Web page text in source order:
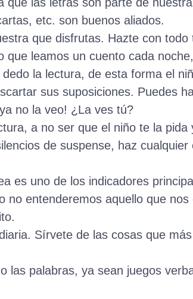
etc. son buenos aliados.
que disfrutas. Hazte con todo
que leamos un cuento cada noche,
la lectura, de esta forma el
sus suposiciones. Puedes
no la veo! ¿La ves tú?
a no ser que el niño te la pida
de suspense, haz cualquier
es uno de los indicadores
no entenderemos aquello que nos
Sírvete de las cosas que
las palabras, ya sean juegos